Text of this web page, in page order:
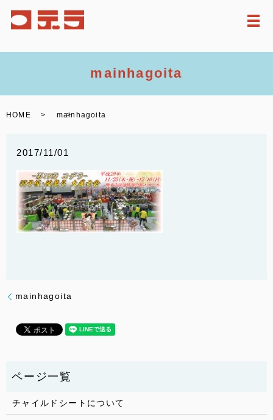
メ
mainhagoita
HOME mainhagoita
2017/11/01
mainhagoita
チャイルドシートについて